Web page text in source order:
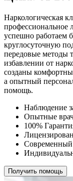
Наркологическая
профессиональное
успешно работаем
круглосуточную
передовые методы
избавлении от
созданы
а опытный
помощь.
Наблюдение
Опытные
100%
Современный
Получить помощь